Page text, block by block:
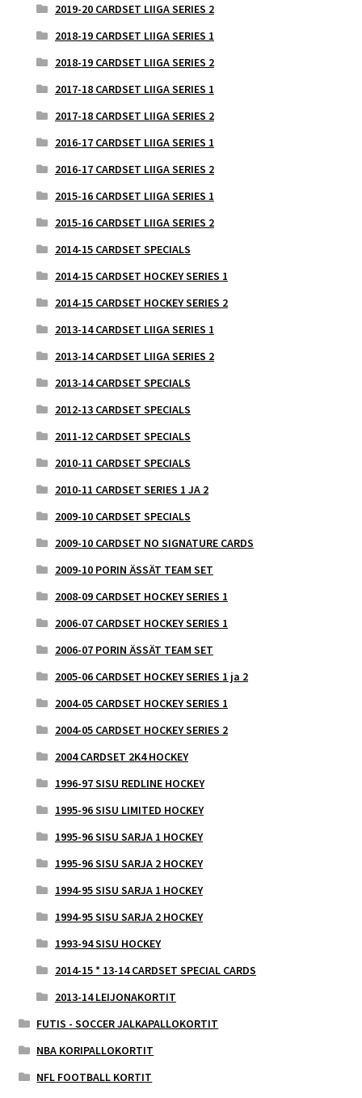
2019-20 CARDSET LIIGA SERIES 2
2018-19 CARDSET LIIGA SERIES 1
2018-19 CARDSET LIIGA SERIES 2
2017-18 CARDSET LIIGA SERIES 1
2017-18 CARDSET LIIGA SERIES 2
2016-17 CARDSET LIIGA SERIES 1
2016-17 CARDSET LIIGA SERIES 2
2015-16 CARDSET LIIGA SERIES 1
2015-16 CARDSET LIIGA SERIES 2
2014-15 CARDSET SPECIALS
2014-15 CARDSET HOCKEY SERIES 1
2014-15 CARDSET HOCKEY SERIES 2
2013-14 CARDSET LIIGA SERIES 1
2013-14 CARDSET LIIGA SERIES 2
2013-14 CARDSET SPECIALS
2012-13 CARDSET SPECIALS
2011-12 CARDSET SPECIALS
2010-11 CARDSET SPECIALS
2010-11 CARDSET SERIES 1 JA 2
2009-10 CARDSET SPECIALS
2009-10 CARDSET NO SIGNATURE CARDS
2009-10 PORIN ÄSSÄT TEAM SET
2008-09 CARDSET HOCKEY SERIES 1
2006-07 CARDSET HOCKEY SERIES 1
2006-07 PORIN ÄSSÄT TEAM SET
2005-06 CARDSET HOCKEY SERIES 1 ja 2
2004-05 CARDSET HOCKEY SERIES 1
2004-05 CARDSET HOCKEY SERIES 2
2004 CARDSET 2K4 HOCKEY
1996-97 SISU REDLINE HOCKEY
1995-96 SISU LIMITED HOCKEY
1995-96 SISU SARJA 1 HOCKEY
1995-96 SISU SARJA 2 HOCKEY
1994-95 SISU SARJA 1 HOCKEY
1994-95 SISU SARJA 2 HOCKEY
1993-94 SISU HOCKEY
2014-15 * 13-14 CARDSET SPECIAL CARDS
2013-14 LEIJONAKORTIT
FUTIS - SOCCER JALKAPALLOKORTIT
NBA KORIPALLOKORTIT
NFL FOOTBALL KORTIT